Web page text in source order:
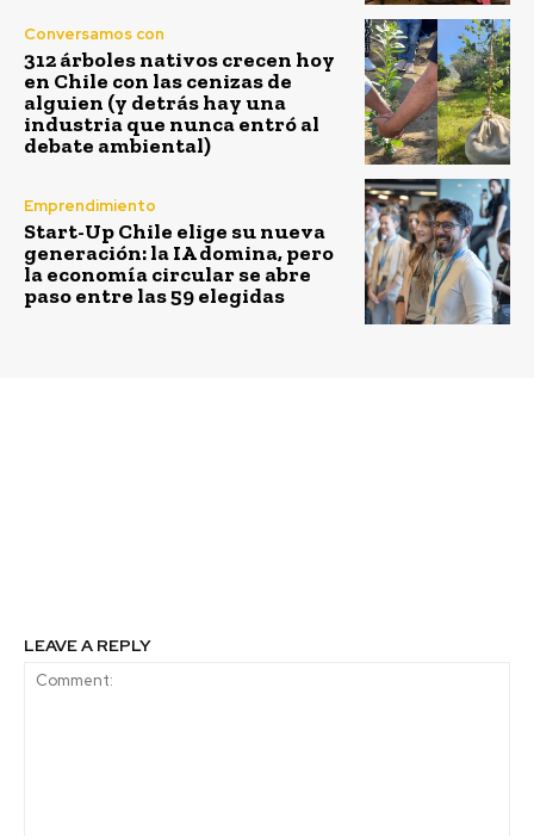
Conversamos con
312 árboles nativos crecen hoy
en Chile con las cenizas de
alguien (y detrás hay una
industria que nunca entró al
debate ambiental)
Emprendimiento
Start-Up Chile elige su nueva
generación: la IA domina, pero
la economía circular se abre
paso entre las 59 elegidas
LEAVE A REPLY